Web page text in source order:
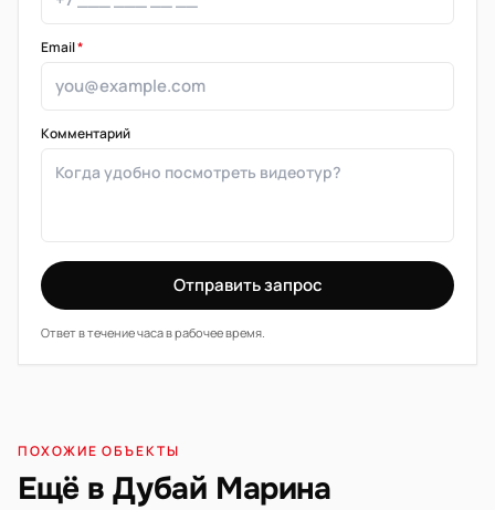
Email*
Комментарий
Отправить запрос
Ответ в течение часа в рабочее время.
ПОХОЖИЕ ОБЪЕКТЫ
Ещё в Дубай Марина